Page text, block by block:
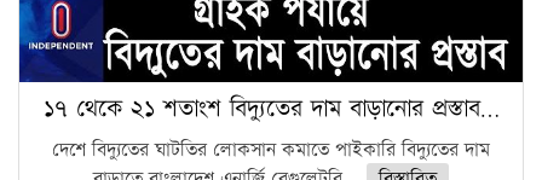
১৭ থেকে ২১ শতাংশ বিদ্যুতের দাম বাড়ানোর প্রস্তাব…
দেশে বিদ্যুতের ঘাটতির লোকসান কমাতে পাইকারি বিদ্যুতের দাম